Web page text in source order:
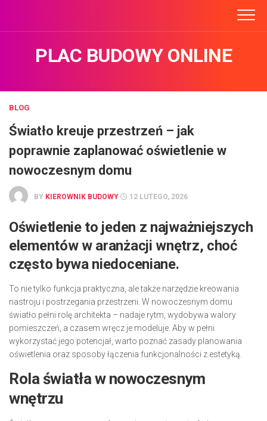
content
PLAC BUDOWY ONLINE
BLOG
Światło kreuje przestrzeń – jak
poprawnie zaplanować oświetlenie w
nowoczesnym domu
BY KIEROWNIK BUDOWY 12 LUTEGO, 2026
Oświetlenie to jeden z najważniejszych
elementów w aranżacji wnętrz, choć
często bywa niedoceniane.
To nie tylko funkcja praktyczna, ale także narzędzie kreowania
nastroju i postrzegania przestrzeni. W nowoczesnym domu
światło pełni rolę architekta – nadaje rytm, wydobywa walory
pomieszczeń, a czasem wręcz je modeluje. Aby w pełni
wykorzystać jego potencjał, warto poznać zasady planowania
oświetlenia oraz sposoby łączenia funkcjonalności z estetyką.
Rola światła w nowoczesnym
wnętrzu